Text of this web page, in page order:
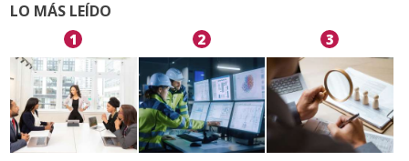
LO MÁS LEÍDO
1 2 3